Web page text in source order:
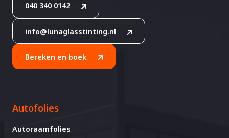
040 340 0142
info@lunaglasstinting.nl
Bereken en boek
Autofolies
Autoraamfolies